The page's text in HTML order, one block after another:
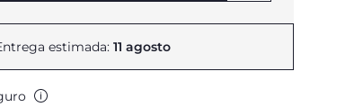
estimada: 11 agosto